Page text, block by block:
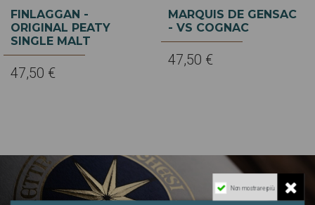
FINLAGGAN -
ORIGINAL PEATY
SINGLE MALT
47,50 €
MARQUIS DE GENSAC
- VS COGNAC
47,50 €
Non mostrare più